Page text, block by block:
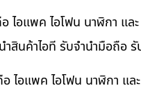
ไอแพค ไอโฟน นาฬิกา แล
นค้าไอที รับจำนำมือถือ
ไอแพค ไอโฟน นาฬิกา แ